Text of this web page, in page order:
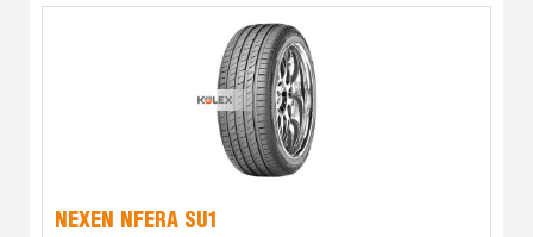
NEXEN NFERA SU1